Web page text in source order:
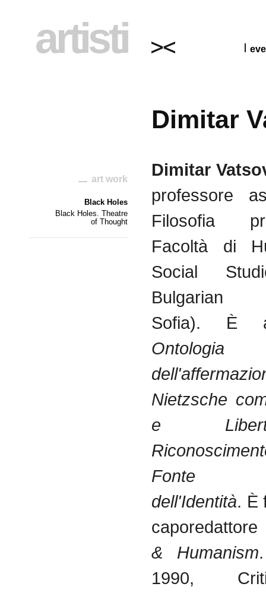
artisti
art work
Black Holes
Black Holes. Theatre
of Thought
Dimitar
Dimitar
professore
Filosofia
Facoltà
di
Social
Bulgarian
Sofia). È
Ontologia
Nietzsche
e
Fonte
dell'Identità. È
caporedattore
& Humanism
1990,